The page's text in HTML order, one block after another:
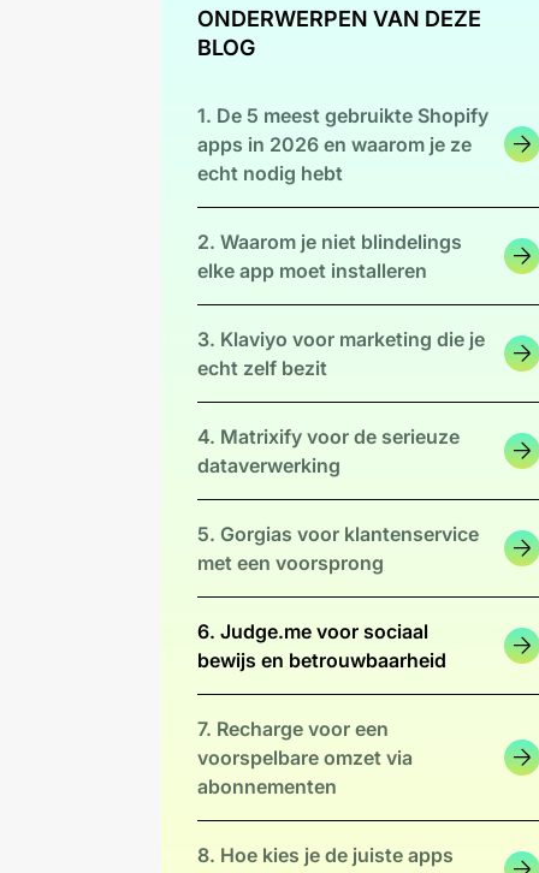
ONDERWERPEN VAN DEZE
BLOG
1. De 5 meest gebruikte Shopify
apps in 2026 en waarom je ze
echt nodig hebt
2. Waarom je niet blindelings
elke app moet installeren
3. Klaviyo voor marketing die je
echt zelf bezit
4. Matrixify voor de serieuze
dataverwerking
5. Gorgias voor klantenservice
met een voorsprong
6. Judge.me voor sociaal
bewijs en betrouwbaarheid
7. Recharge voor een
voorspelbare omzet via
abonnementen
8. Hoe kies je de juiste apps